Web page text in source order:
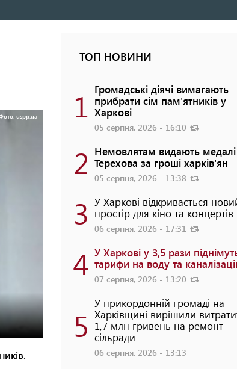
uspp.ua
ТОП НОВИНИ
1 Громадські діячі вимагають
прибрати сім пам'ятників у
Харкові
05 серпня, 2026 - 16:10
2 Немовлятам видають медалі
Терехова за гроші харків'ян
05 серпня, 2026 - 13:38
3 У Харкові відкривається
простір для кіно та концертів
06 серпня, 2026 - 17:31
4 У Харкові у 3,5 рази
тарифи на воду та
07 серпня, 2026 - 13:20
5
У прикордонній громаді на
Харківщині вирішили
1,7 млн гривень на ремонт
сільради
06 серпня, 2026 - 13:13